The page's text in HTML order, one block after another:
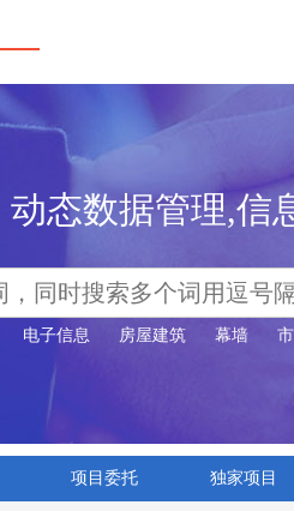
动态数据管理,信
电子信息 房屋建筑 幕墙
项目委托 独家项目